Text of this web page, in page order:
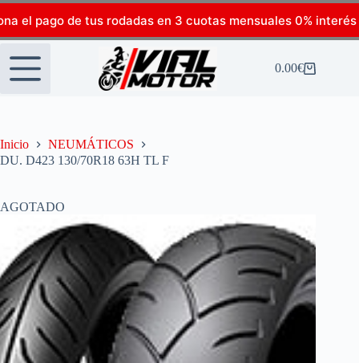
el pago de tus rodadas en 3 cuotas mensuales 0% interés
0.00€
Inicio
NEUMÁTICOS
DU. D423 130/70R18 63H TL F
AGOTADO